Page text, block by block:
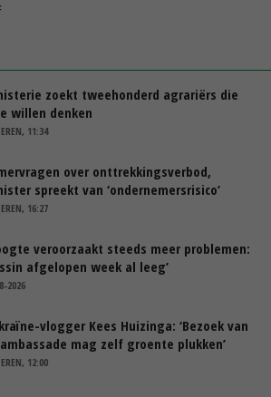
zoekt tweehonderd agrariërs die
willen denken
11:34
over onttrekkingsverbod,
spreekt van ‘ondernemersrisico’
16:27
veroorzaakt steeds meer problemen:
afgelopen week al leeg’
2026
vlogger Kees Huizinga: ‘Bezoek van
mag zelf groente plukken’
12:00